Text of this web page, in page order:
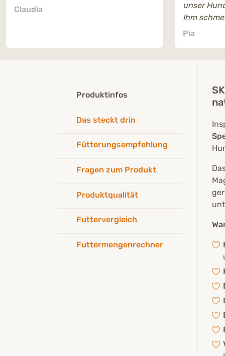
Claudia
unser
Ihm
das Futter
Pia
Produktinfos
Das steckt drin
Fütterungsempfehlung
Fragen zum Produkt
Produktqualität
Futtervergleich
Futtermengenrechner